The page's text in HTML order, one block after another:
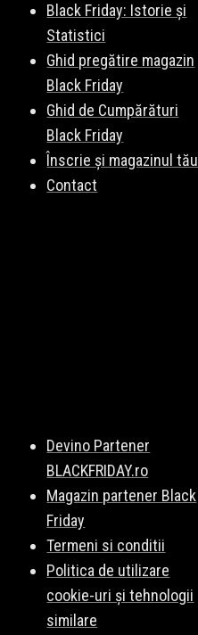
Black Friday: Istorie și
Statistici
Ghid pregătire magazin
Black Friday
Ghid de Cumpărături
Black Friday
Înscrie și magazinul tău
Contact
Devino Partener
BLACKFRIDAY.ro
Magazin partener Black
Friday
Termeni si conditii
Politica de utilizare
cookie-uri și tehnologii
similare